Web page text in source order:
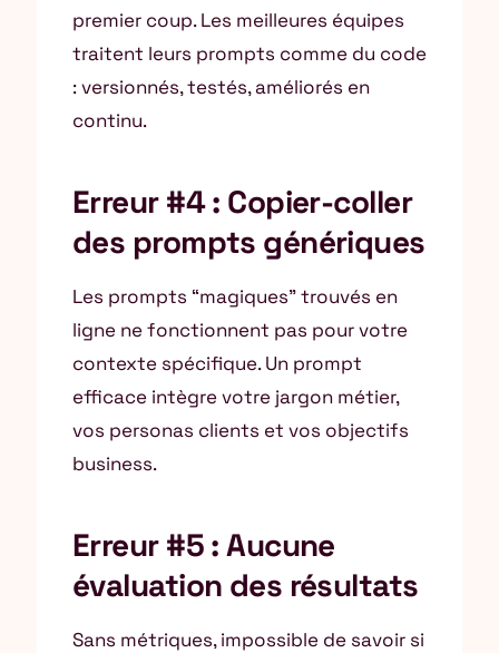
premier coup. Les meilleures équipes
traitent leurs prompts comme du code
: versionnés, testés, améliorés en
continu.
Erreur #4 : Copier-coller
des prompts génériques
Les prompts “magiques” trouvés en
ligne ne fonctionnent pas pour votre
contexte spécifique. Un prompt
efficace intègre votre jargon métier,
vos personas clients et vos objectifs
business.
Erreur #5 : Aucune
évaluation des résultats
Sans métriques, impossible de savoir si